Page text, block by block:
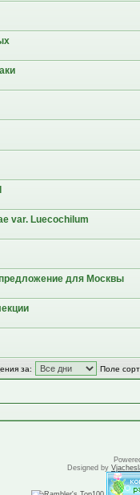
var. Luecochilum
для Москвы
за:
Поле
Designed by